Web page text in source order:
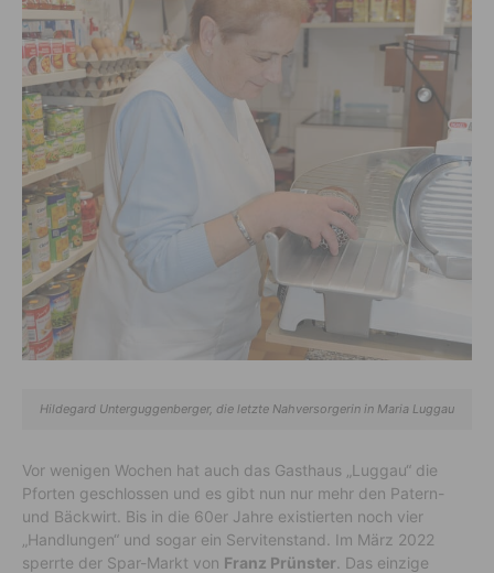
Hildegard Unterguggenberger, die letzte Nahversorgerin in Maria Luggau
Vor wenigen Wochen hat auch das Gasthaus „Luggau“ die
Pforten geschlossen und es gibt nun nur mehr den Patern-
und Bäckwirt. Bis in die 60er Jahre existierten noch vier
„Handlungen“ und sogar ein Servitenstand. Im März 2022
sperrte der Spar-Markt von Franz Prünster . Das einzige